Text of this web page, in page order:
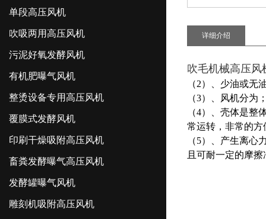
单段高压风机
吹吸两用高压风机
污泥好氧发酵风机
有机肥曝气风机
整烫设备专用高压风机
覆膜式发酵风机
印刷干燥吸附高压风机
畜粪发酵曝气高压风机
发酵罐曝气风机
雕刻机吸附高压风机
详细介绍
吹毛机械高压风
（2）、少油或无
（3）、风机分为
（4）、壳体是
常运转，非常的
（5）、产生离
且可耐一定的摩